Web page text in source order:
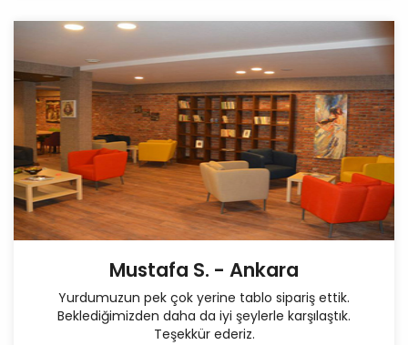
Mustafa S. - Ankara
Yurdumuzun pek çok yerine tablo sipariş ettik.
Beklediğimizden daha da iyi şeylerle karşılaştık.
Teşekkür ederiz.